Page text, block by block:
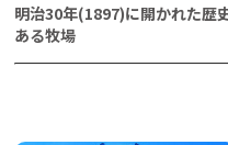
明治30年(1897)に開かれた歴
ある牧場